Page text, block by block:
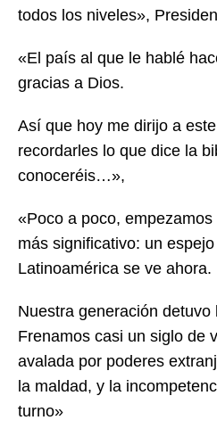
todos los niveles»,
«El país al que le hablé
gracias a Dios.
Así que hoy me dirijo a
recordarles lo que dice la
conoceréis…»,
«Poco a poco,
más significativo: un
Latinoamérica se ve ahora.
Nuestra generación
Frenamos casi un siglo de
avalada por poderes
la maldad, y la
turno»